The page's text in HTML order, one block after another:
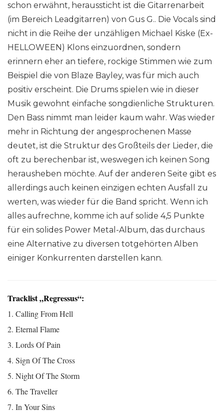
schon erwähnt, heraussticht ist die Gitarrenarbeit
(im Bereich Leadgitarren) von Gus G.. Die Vocals sind
nicht in die Reihe der unzähligen Michael Kiske (Ex-
HELLOWEEN) Klons einzuordnen, sondern
erinnern eher an tiefere, rockige Stimmen wie zum
Beispiel die von Blaze Bayley, was für mich auch
positiv erscheint. Die Drums spielen wie in dieser
Musik gewohnt einfache songdienliche Strukturen.
Den Bass nimmt man leider kaum wahr. Was wieder
mehr in Richtung der angesprochenen Masse
deutet, ist die Struktur des Großteils der Lieder, die
oft zu berechenbar ist, weswegen ich keinen Song
herausheben möchte. Auf der anderen Seite gibt es
allerdings auch keinen einzigen echten Ausfall zu
werten, was wieder für die Band spricht. Wenn ich
alles aufrechne, komme ich auf solide 4,5 Punkte
für ein solides Power Metal-Album, das durchaus
eine Alternative zu diversen totgehörten Alben
einiger Konkurrenten darstellen kann.
Tracklist „Regressus“:
1. Calling From Hell
2. Eternal Flame
3. Lords Of Pain
4. Sign Of The Cross
5. Night Of The Storm
6. The Traveller
7. In Your Sins